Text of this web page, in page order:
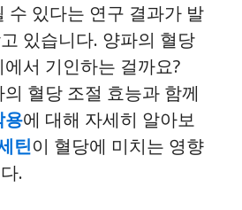
수 있다는 연구 결과가 발
있습니다. 양파의 혈당
서 기인하는 걸까요?
혈당 조절 효능과 함께
용에 대해 자세히 알아보
틴이 혈당에 미치는 영향
.